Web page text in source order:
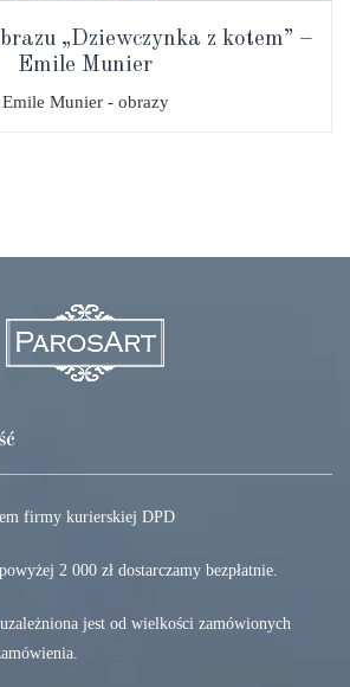
„Dziewczynka z kotem” –
Emile Munier
Emile Munier - obrazy
firmy kurierskiej DPD
2 000 zł dostarczamy bezpłatnie.
jest od wielkości zamówionych